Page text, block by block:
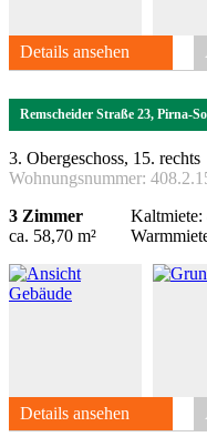
Details ansehen
Remscheider Straße 23, Pirna-
3. Obergeschoss, 15. rechts
Wohnungsnummer:
3 Zimmer
ca. 58,70 m²
Kaltmiete:
Details ansehen